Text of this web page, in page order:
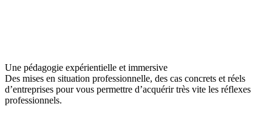
Une pédagogie expérientielle et immersive
Des mises en situation professionnelle, des cas concrets et réels
d’entreprises pour vous permettre d’acquérir très vite les réflexes
professionnels.